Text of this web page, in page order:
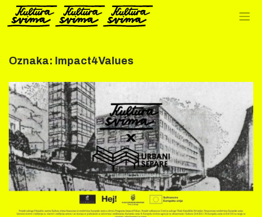
Preskoči
sadržaj
Oznaka: Impact4Values